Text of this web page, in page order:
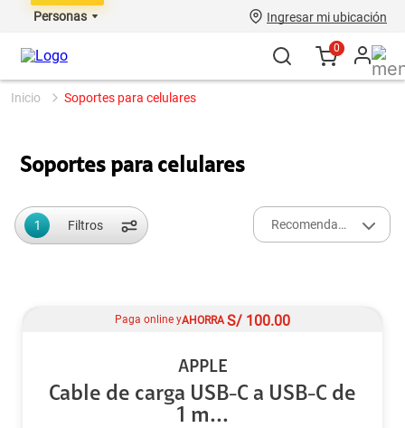
Personas Ingresar mi ubicación
0
soportes para celulares
Soportes para celulares
1 Filtros Recomendados
Paga online yAHORRA S/ 100.00
APPLE
Cable de carga USB-C a USB-C de
1 m...